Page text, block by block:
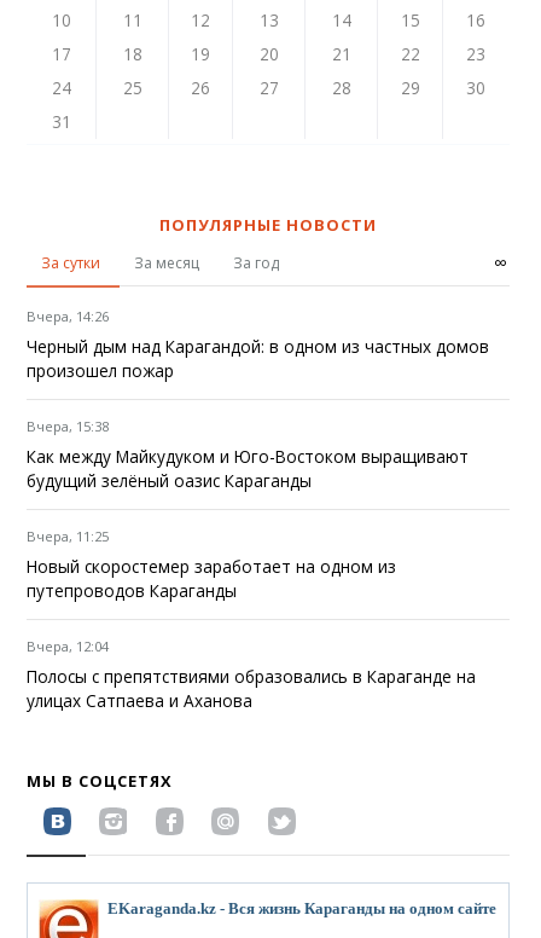
10
11 12 13 14 15
16
17
18 19 20 21 22
23
24
25 26 27 28 29
30
31
ПОПУЛЯРНЫЕ НОВОСТИ
За сутки За месяц За год ∞
Вчера, 14:26
Черный дым над Карагандой: в одном из частных домов
произошел пожар
Вчера, 15:38
Как между Майкудуком и Юго-Востоком выращивают
будущий зелёный оазис Караганды
Вчера, 11:25
Новый скоростемер заработает на одном из
путепроводов Караганды
Вчера, 12:04
Полосы с препятствиями образовались в Караганде на
улицах Сатпаева и Аханова
МЫ В СОЦСЕТЯХ
EKaraganda.kz - Вся жизнь Караганды на одном сайте